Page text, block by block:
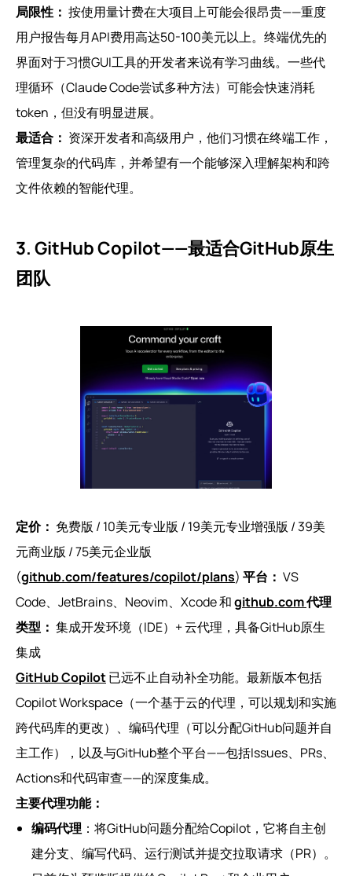
局限性： 按使用量计费在大项目上可能会很昂贵——重度
用户报告每月API费用高达50-100美元以上。终端优先的
界面对于习惯GUI工具的开发者来说有学习曲线。一些代
理循环（Claude Code尝试多种方法）可能会快速消耗
token，但没有明显进展。
最适合： 资深开发者和高级用户，他们习惯在终端工作，
管理复杂的代码库，并希望有一个能够深入理解架构和跨
文件依赖的智能代理。
3. GitHub Copilot——最适合GitHub原生
团队
定价： 免费版 / 10美元专业版 / 19美元专业增强版 / 39美
元商业版 / 75美元企业版
(github.com/features/copilot/plans) 平台： VS
Code、JetBrains、Neovim、Xcode 和github.com代理
类型： 集成开发环境（IDE）+ 云代理，具备GitHub原生
集成
GitHub Copilot已远不止自动补全功能。最新版本包括
Copilot Workspace（一个基于云的代理，可以规划和实施
跨代码库的更改）、编码代理（可以分配GitHub问题并自
主工作），以及与GitHub整个平台——包括Issues、PRs、
Actions和代码审查——的深度集成。
主要代理功能：
编码代理 ：将GitHub问题分配给Copilot，它将自主创
建分支、编写代码、运行测试并提交拉取请求（PR）。